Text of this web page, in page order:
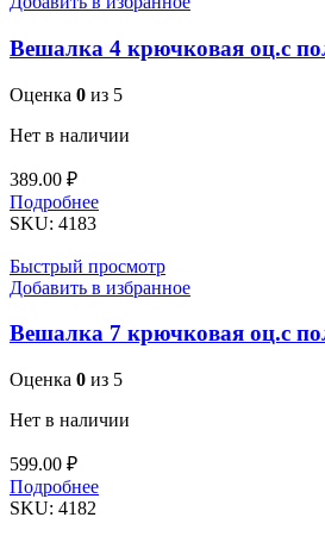
Вешалка 4 крючковая оц.с
Оценка 0 из 5
Нет в наличии
389.00 ₽
Подробнее
SKU: 4183
Быстрый просмотр
Добавить в избранное
Вешалка 7 крючковая оц.с
Оценка 0 из 5
Нет в наличии
599.00 ₽
Подробнее
SKU: 4182